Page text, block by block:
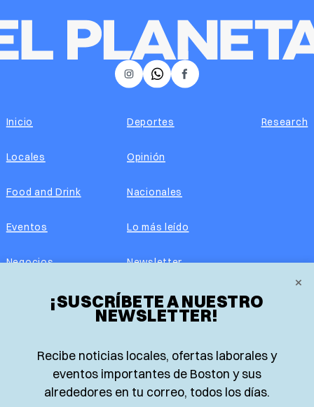
×
¡SUSCRÍBETE A NUESTRO
NEWSLETTER!
Recibe noticias locales, ofertas laborales y
eventos importantes de Boston y sus
alrededores en tu correo, todos los días.
𝕏 Facebook
Instagram
Inicio
Locales
Food and Drink
Eventos
Negocios
Real Estate
Guía de Recursos
Deportes
Opinión
Nacionales
Lo más leído
Newsletter
Edición impresa
Advertise with us
Research